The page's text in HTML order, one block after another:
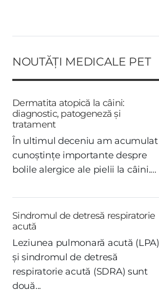
NOUTĂȚI MEDICALE PET
Dermatita atopică la câini:
diagnostic, patogeneză și
tratament
În ultimul deceniu am acumulat
cunoștințe importante despre
bolile alergice ale pielii la câini....
Sindromul de detresă respiratorie
acută
Leziunea pulmonară acută (LPA)
și sindromul de detresă
respiratorie acută (SDRA) sunt
două...